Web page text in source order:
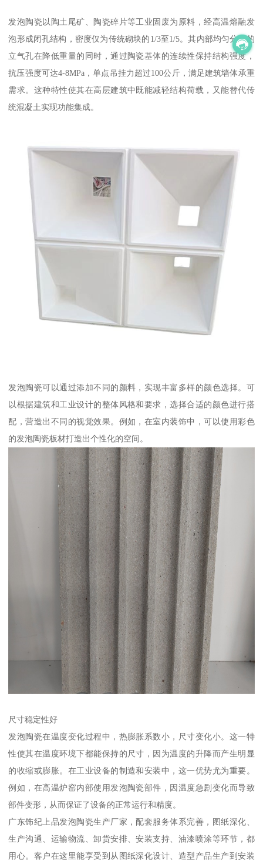
发泡陶瓷以陶土尾矿、陶瓷碎片等工业固废为原料，经高温熔融发
泡形成闭孔结构，密度仅为传统砌块的1/3至1/5。其内部均匀分布的
立气孔在降低重量的同时，通过陶瓷基体的连续性保持结构强度，
抗压强度可达4-8MPa，单点吊挂力超过100公斤，满足建筑墙体承重
需求。这种特性使其在高层建筑中既能减轻结构荷载，又能替代传
统混凝土实现功能集成。
发泡陶瓷可以通过添加不同的颜料，实现丰富多样的颜色选择。可
以根据建筑和工业设计的整体风格和要求，选择合适的颜色进行搭
配，营造出不同的视觉效果。例如，在室内装饰中，可以使用彩色
的发泡陶瓷板材打造出个性化的空间。
尺寸稳定性好
发泡陶瓷在温度变化过程中，热膨胀系数小，尺寸变化小。这一特
性使其在温度环境下都能保持的尺寸，因为温度的升降而产生明显
的收缩或膨胀。在工业设备的制造和安装中，这一优势尤为重要。
例如，在高温炉窑内部使用发泡陶瓷部件，因温度急剧变化而导致
部件变形，从而保证了设备的正常运行和精度。
广东饰纪上品发泡陶瓷生产厂家，配套服务体系完善，图纸深化、
生产沟通、运输物流、卸货安排、安装支持、油漆喷涂等环节，都
用心。客户在这里能享受到从图纸深化设计、造型产品生产到安装